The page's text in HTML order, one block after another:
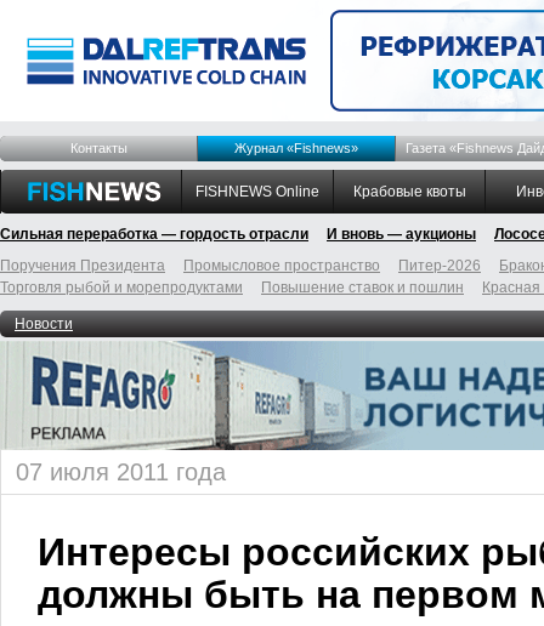
Контакты Журнал «Fishnews» Газета «Fishnews
FISHNEWS Online Крабовые квоты
Сильная переработка — гордость отрасли И вновь — аукционы
Поручения Президента
Промысловое пространство Питер-2026
Торговля рыбой и морепродуктами
Повышение ставок и пошлин
Новости
07 июля 2011 года
Интересы российских
должны быть на первом